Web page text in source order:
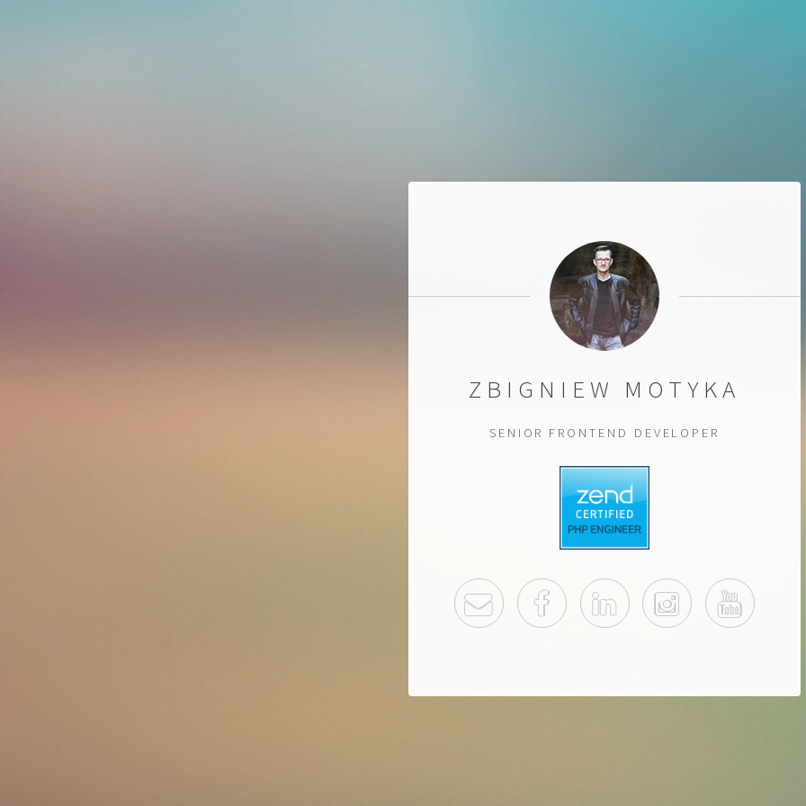
ZBIGNIEW MOTYKA
SENIOR FRONTEND DEVELOPER
MAIL FACEBOOKLINKEDIN INSTAGRAM